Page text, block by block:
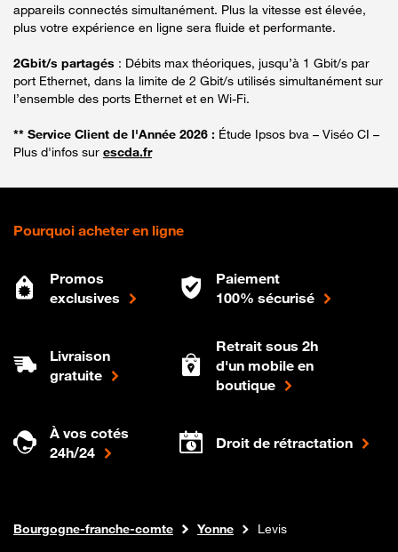
appareils connectés simultanément. Plus la vitesse est élevée,
plus votre expérience en ligne sera fluide et performante.
2Gbit/s partagés : Débits max théoriques, jusqu’à 1 Gbit/s par
port Ethernet, dans la limite de 2 Gbit/s utilisés simultanément sur
l’ensemble des ports Ethernet et en Wi-Fi.
** Service Client de l'Année 2026 : Étude Ipsos bva – Viséo CI –
Plus d'infos sur escda.fr
Pourquoi acheter en ligne
Promos
exclusives
Paiement
100% sécurisé
Livraison
gratuite
Retrait sous 2h
d'un mobile en
boutique
À vos cotés
24h/24
Droit de rétractation
Boutique Orange
Internet fibre
Bourgogne-franche-comte Yonne Levis